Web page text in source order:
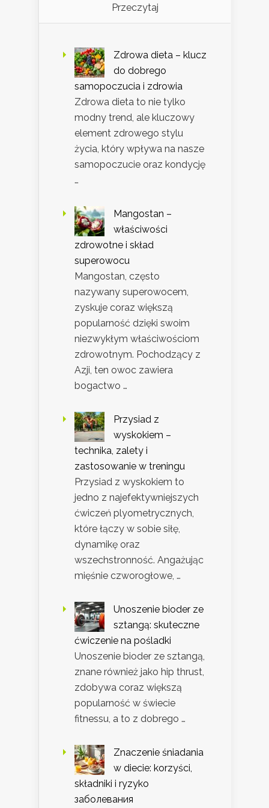
Przeczytaj
Zdrowa dieta – klucz
do dobrego
samopoczucia i zdrowia
Zdrowa dieta to nie tylko
modny trend, ale kluczowy
element zdrowego stylu
życia, który wpływa na nasze
samopoczucie oraz kondycję
…
Mangostan –
właściwości
zdrowotne i skład
superowocu
Mangostan, często
nazywany superowocem,
zyskuje coraz większą
popularność dzięki swoim
niezwykłym właściwościom
zdrowotnym. Pochodzący z
Azji, ten owoc zawiera
bogactwo …
Przysiad z
wyskokiem –
technika, zalety i
zastosowanie w treningu
Przysiad z wyskokiem to
jedno z najefektywniejszych
ćwiczeń plyometrycznych,
które łączy w sobie siłę,
dynamikę oraz
wszechstronność. Angażując
mięśnie czworogłowe, …
Unoszenie bioder ze
sztangą: skuteczne
ćwiczenie na pośladki
Unoszenie bioder ze sztangą,
znane również jako hip thrust,
zdobywa coraz większą
popularność w świecie
fitnessu, a to z dobrego …
Znaczenie śniadania
w diecie: korzyści,
składniki i ryzyko
заболевания